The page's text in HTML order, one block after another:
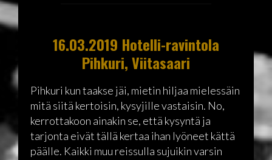
16.03.2019 Hotelli-ravintola
Pihkuri, Viitasaari
Pihkuri kun taakse jäi, mietin hiljaa mielessäin
mitä siitä kertoisin, kysyjille vastaisin. No,
kerrottakoon ainakin se, että kysyntä ja
tarjonta eivät tällä kertaa ihan lyöneet kättä
päälle. Kaikki muu reissulla sujuikin varsin